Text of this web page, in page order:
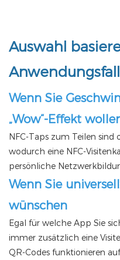
Auswahl
Anwendungsfall
Wenn Sie
„Wow“-Effekt
NFC-Taps zum Teilen sind
wodurch eine NFC-
persönliche
Wenn Sie
wünschen
Egal für welche App Sie
immer zusätzlich eine
QR-Codes funktionieren